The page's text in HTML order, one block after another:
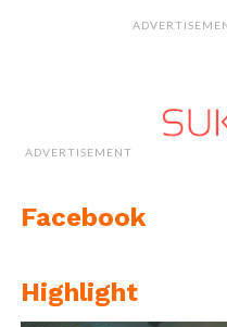
ADVERTISEMENT
Facebook
Highlight